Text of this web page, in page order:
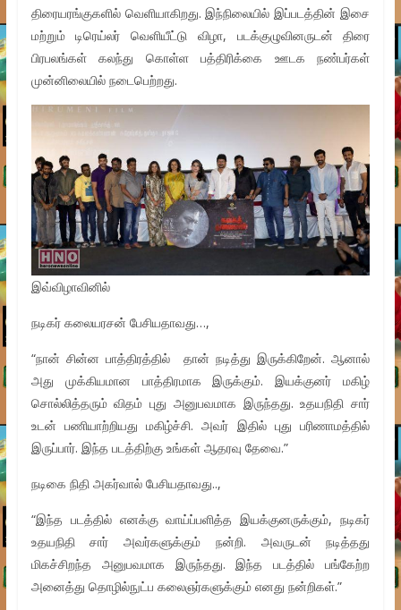
திரையரங்குகளில் வெளியாகிறது. இந்நிலையில் இப்படத்தின் இசை
மற்றும் டிரெய்லர் வெளியீட்டு விழா, படக்குழுவினருடன் திரை
பிரபலங்கள் கலந்து கொள்ள பத்திரிக்கை ஊடக நண்பர்கள்
முன்னிலையில் நடைபெற்றது.
இவ்விழாவினில்
நடிகர் கலையரசன் பேசியதாவது…,
“நான் சின்ன பாத்திரத்தில் தான் நடித்து இருக்கிறேன். ஆனால்
அது முக்கியமான பாத்திரமாக இருக்கும். இயக்குனர் மகிழ்
சொல்லித்தரும் விதம் புது அனுபவமாக இருந்தது. உதயநிதி சார்
உடன் பணியாற்றியது மகிழ்ச்சி. அவர் இதில் புது பரிணாமத்தில்
இருப்பார். இந்த படத்திற்கு உங்கள் ஆதரவு தேவை.”
நடிகை நிதி அகர்வால் பேசியதாவது..,
“இந்த படத்தில் எனக்கு வாய்ப்பளித்த இயக்குனருக்கும், நடிகர்
உதயநிதி சார் அவர்களுக்கும் நன்றி. அவருடன் நடித்தது
மிகச்சிறந்த அனுபவமாக இருந்தது. இந்த படத்தில் பங்கேற்ற
அனைத்து தொழில்நுட்ப கலைஞர்களுக்கும் எனது நன்றிகள்.”